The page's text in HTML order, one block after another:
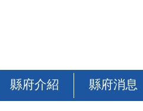
縣府介紹 縣府消息